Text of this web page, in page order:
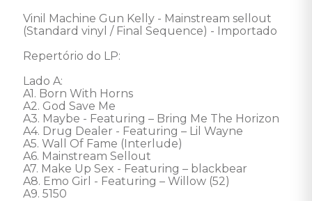
Vinil Machine Gun Kelly - Mainstream sellout
(Standard vinyl / Final Sequence) - Importado
Repertório do LP:
Lado A:
A1. Born With Horns
A2. God Save Me
A3. Maybe - Featuring – Bring Me The Horizon
A4. Drug Dealer - Featuring – Lil Wayne
A5. Wall Of Fame (Interlude)
A6. Mainstream Sellout
A7. Make Up Sex - Featuring – blackbear
A8. Emo Girl - Featuring – Willow (52)
A9. 5150